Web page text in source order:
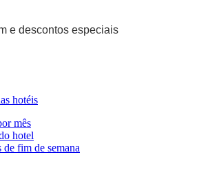
e descontos especiais
hotéis
mês
hotel
de fim de semana